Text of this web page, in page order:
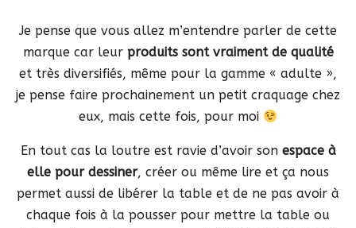
Je pense que vous allez m’entendre parler de cette
marque car leur produits sont vraiment de qualité
et très diversifiés, même pour la gamme « adulte »,
je pense faire prochainement un petit craquage chez
eux, mais cette fois, pour moi
En tout cas la loutre est ravie d’avoir son espace à
elle pour dessiner, créer ou même lire et ça nous
permet aussi de libérer la table et de ne pas avoir à
chaque fois à la pousser pour mettre la table ou